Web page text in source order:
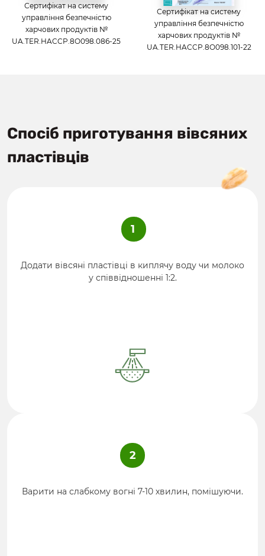
Сертифікат на систему
управління безпечністю
харчових продуктів №
UA.TER.HACCP.8O098.086-25
Сертифікат на систему
управління безпечністю
харчових продуктів №
UA.TER.HACCP.8O098.101-22
Спосіб приготування вівсяних
пластівців
1
Додати вівсяні пластівці в киплячу воду чи молоко
у співвідношенні 1:2.
2
Варити на слабкому вогні 7-10 хвилин, помішуючи.